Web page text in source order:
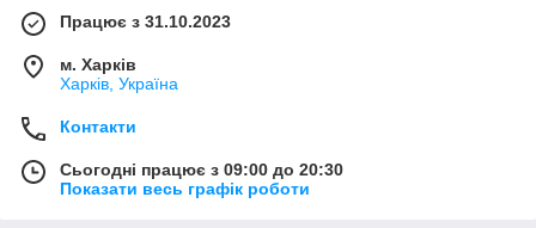
Працює з 31.10.2023
м. Харків
Харків, Україна
Контакти
Сьогодні працює з 09:00 до 20:30
Показати весь графік роботи